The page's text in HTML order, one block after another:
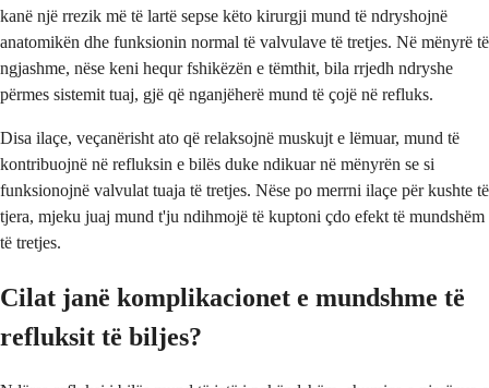
kanë një rrezik më të lartë sepse këto kirurgji mund të ndryshojnë
anatomikën dhe funksionin normal të valvulave të tretjes. Në mënyrë të
ngjashme, nëse keni hequr fshikëzën e tëmthit, bila rrjedh ndryshe
përmes sistemit tuaj, gjë që nganjëherë mund të çojë në refluks.
Disa ilaçe, veçanërisht ato që relaksojnë muskujt e lëmuar, mund të
kontribuojnë në refluksin e bilës duke ndikuar në mënyrën se si
funksionojnë valvulat tuaja të tretjes. Nëse po merrni ilaçe për kushte të
tjera, mjeku juaj mund t'ju ndihmojë të kuptoni çdo efekt të mundshëm
të tretjes.
Cilat janë komplikacionet e mundshme të
refluksit të biljes?